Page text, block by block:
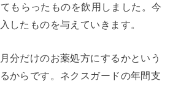
もらったものを飲用しました。今
したものを与えていきます。
分だけのお薬処方にするかという
からです。ネクスガードの年間支